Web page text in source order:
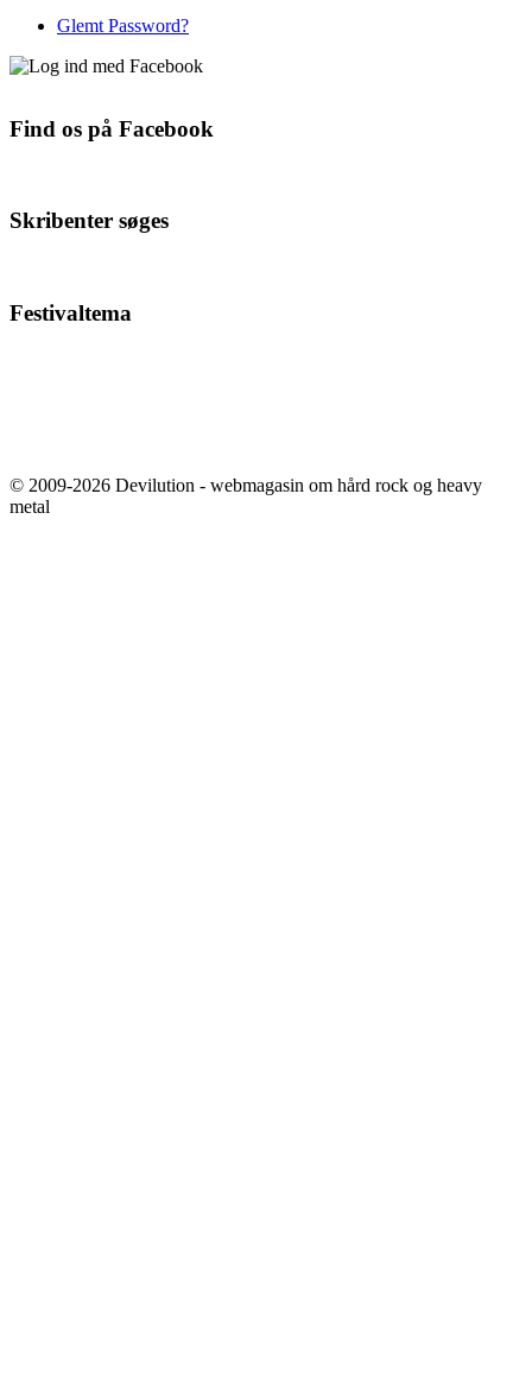
Glemt Password?
Find os på Facebook
Skribenter søges
Festivaltema
© 2009-2026 Devilution - webmagasin om hård rock og heavy
metal